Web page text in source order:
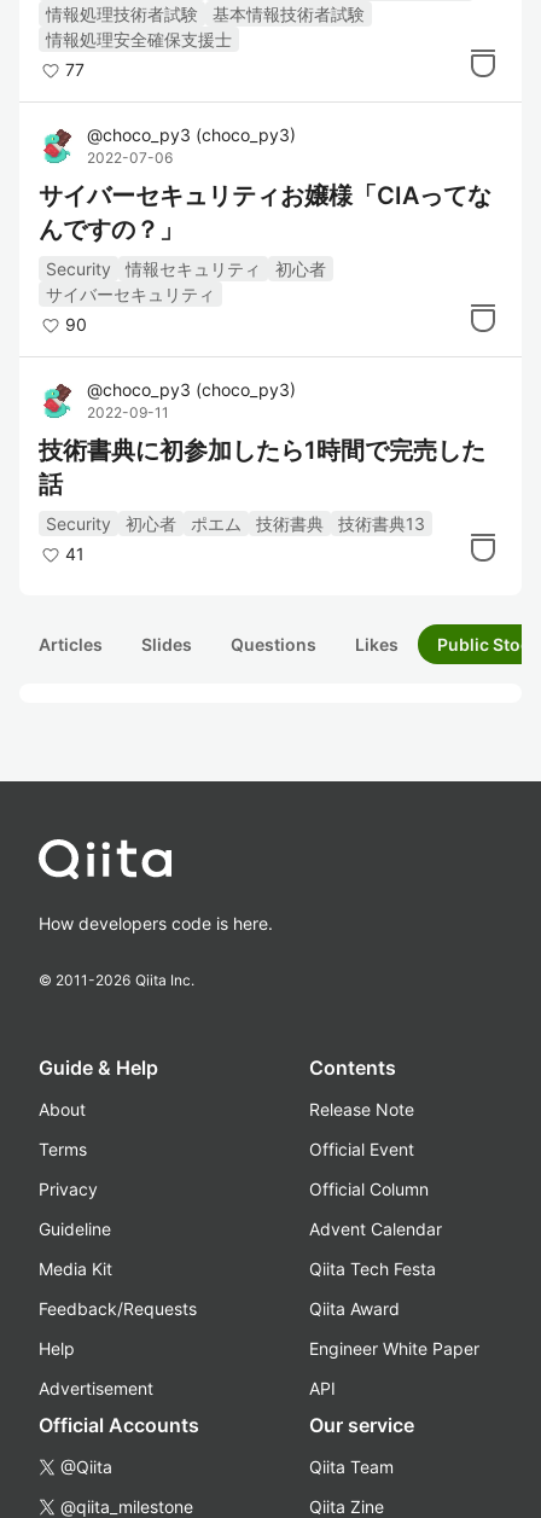
情報処理技術者試験
基本情報技術者試験
情報処理安全確保支援士
77
@choco_py3 (choco_py3)
2022-07-06
サイバーセキュリティお嬢様「CIAってな
んですの？」
Security 情報セキュリティ
初心者
サイバーセキュリティ
90
@choco_py3 (choco_py3)
2022-09-11
技術書典に初参加したら1時間で完売した
話
Security 初心者 ポエム 技術書典
技術書典13
41
Articles Slides Questions Likes Public
How developers code is here.
© 2011-2026 Qiita Inc.
Guide & Help
About
Terms
Privacy
Guideline
Media Kit
Feedback/Requests
Help
Advertisement
Contents
Release Note
Official Event
Official Column
Advent Calendar
Qiita Tech Festa
Qiita Award
Engineer White Paper
API
Official Accounts
@Qiita
@qiita_milestone
Our service
Qiita Team
Qiita Zine